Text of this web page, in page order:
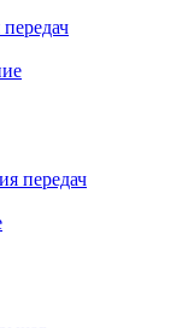
передач